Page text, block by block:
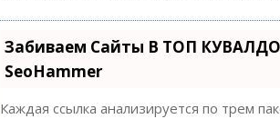
Забиваем Сайты В ТОП
SeoHammer
Каждая ссылка анализируется по трем